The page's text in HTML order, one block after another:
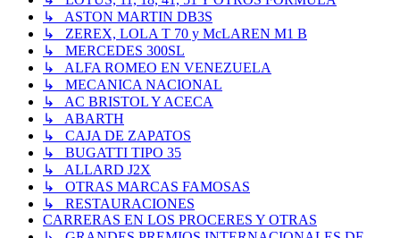
↳ ASTON MARTIN DB3S
↳ ZEREX, LOLA T 70 y McLAREN M1 B
↳ MERCEDES 300SL
↳ ALFA ROMEO EN VENEZUELA
↳ MECANICA NACIONAL
↳ AC BRISTOL Y ACECA
↳ ABARTH
↳ CAJA DE ZAPATOS
↳ BUGATTI TIPO 35
↳ ALLARD J2X
↳ OTRAS MARCAS FAMOSAS
↳ RESTAURACIONES
CARRERAS EN LOS PROCERES Y OTRAS